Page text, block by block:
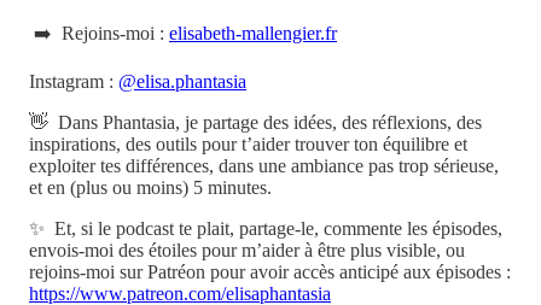
➡️ Rejoins-moi : elisabeth-mallengier.fr
Instagram : @elisa.phantasia
👋 Dans Phantasia, je partage des idées, des réflexions, des
inspirations, des outils pour t’aider trouver ton équilibre et
exploiter tes différences, dans une ambiance pas trop sérieuse,
et en (plus ou moins) 5 minutes.
✨ Et, si le podcast te plait, partage-le, commente les épisodes,
envois-moi des étoiles pour m’aider à être plus visible, ou
rejoins-moi sur Patréon pour avoir accès anticipé aux épisodes :
https://www.patreon.com/elisaphantasia